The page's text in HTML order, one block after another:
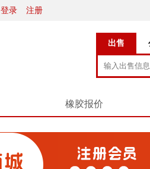
登录 注册
出售
橡胶报价